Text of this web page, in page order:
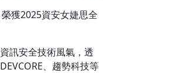
獲2025資安女婕思全
訊安全技術風氣，透
、趨勢科技等